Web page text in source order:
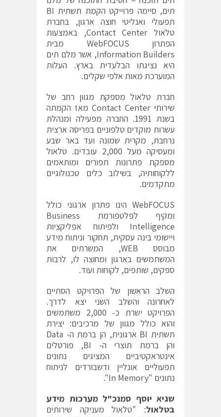
תים, סיימה פרוייקט הקמת תשתית BI
תפעולי ואנליטי חוצה ארגון, בחברת
טלאול Contact Center, באמצעות
הפתרון WebFOCUS מבית
Information Builders, אשר מלם תים
היא נציגתו הבלעדית בארץ. העלות
המוערכת מאות אלפי שקלים.
חברת טלאול מספקת מגוון רחב של
שירותי Contact Center מאז הקמתה
בשנת 1991. החברה מפעילה ומנהלת
עשרות מוקדים טלפוניים בפריסה ארצית
נרחבת, מקרית שמונה ועד באר שבע
ומעסיקה מעל 2,000 עובדים. טלאול
מספקת פתרונות תפורים ומותאמים
ללקוחותיה, בשילוב כלים טכנולוגיים
מתקדמים.
WebFOCUS הינו פתרון ארגוני כולל
ומקיף לפלטפורמת Business
Intelligence ולפיתוח אפליקציות
ויישומי בינה עסקית, תחקור וניתוח מידע
מבוסס WEB, המשרתים את
המשתמשים בארגון ומחוצה לו, לרבות
ספקים, שותפים, לקוחות ועוד.
השלב הראשון של הפרויקט הסתיים
לאחרונה והשלב השני יצא לדרך.
הפרויקט ישרת כ- 2,000 משתמשים
והוא כולל מגוון של מרכיבים: יצירת
תשתית BI ארגונית, הן ברמת ה- Data
והן ברמת תוצרי ה- BI, פורטלים
אינטראקטיביים המציגים נתונים
תפעוליים אונליין ודשבורדים לניתוח
נתונים "In Memory".
שגיא יוסף סמנכ"ל מערכות מידע
בטלאול: "טלאול מעניקה שירותים